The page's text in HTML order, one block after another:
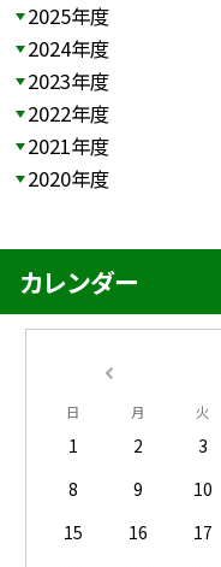
2025年度
2024年度
2023年度
2022年度
2021年度
2020年度
カレンダー
日 月 火
1 2 3
8
9 10
15
16 17